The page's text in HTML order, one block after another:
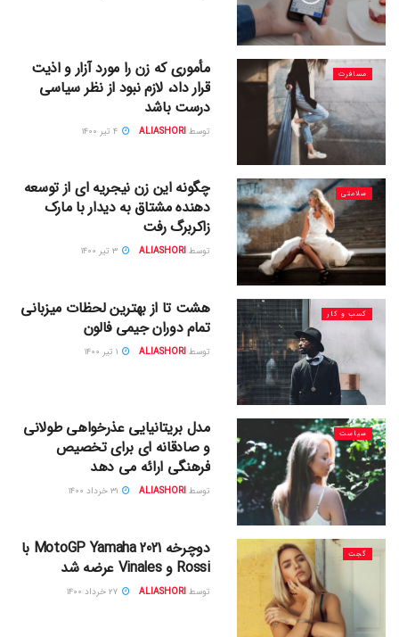
مسافرت
مأموری كه زن را مورد آزار و اذيت
قرار داد، لازم نبود از نظر سیاسی
درست باشد
توسط ALIASHORI ۴ تیر ۱۴۰۰
سلامتی
چگونه این زن نیجریه ای از توسعه
دهنده مشتاق به دیدار با مارک
زاکربرگ رفت
توسط ALIASHORI ۳ تیر ۱۴۰۰
کسب و کار
هشت تا از بهترین لحظات میزبانی
تمام دوران جیمی فالون
توسط ALIASHORI ۱ تیر ۱۴۰۰
سیاست
مدل بریتانیایی عذرخواهی طولانی
و صادقانه ای برای تخصیص
فرهنگی ارائه می دهد
توسط ALIASHORI ۳۱ خرداد ۱۴۰۰
گجت
دوچرخه MotoGP Yamaha 2021 با
Rossi و Vinales عرضه شد
توسط ALIASHORI ۲۷ خرداد ۱۴۰۰